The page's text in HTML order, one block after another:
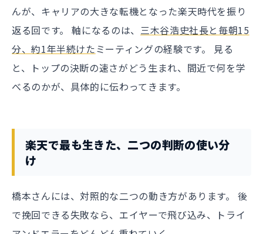
んが、キャリアの大きな転機となった楽天時代を振り
返る回です。 軸になるのは、 三木谷浩史社長と毎朝15
分、約1年半続けたミーティングの経験です。 見る
と、トップの決断の速さがどう生まれ、間近で何を学
べるのかが、具体的に伝わってきます。
楽天で最も生きた、二つの判断の使い分
け
橋本さんには、対照的な二つの動き方があります。 後
で挽回できる失敗なら、エイヤーで飛び込み、トライ